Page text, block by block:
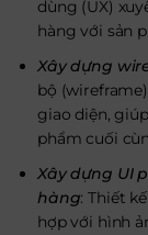
dùng (UX)
hàng với sản
Xây dựng
bộ
giao diện,
phẩm cuối
Xây dựng UI
hàng: Thiết
hợp với hình